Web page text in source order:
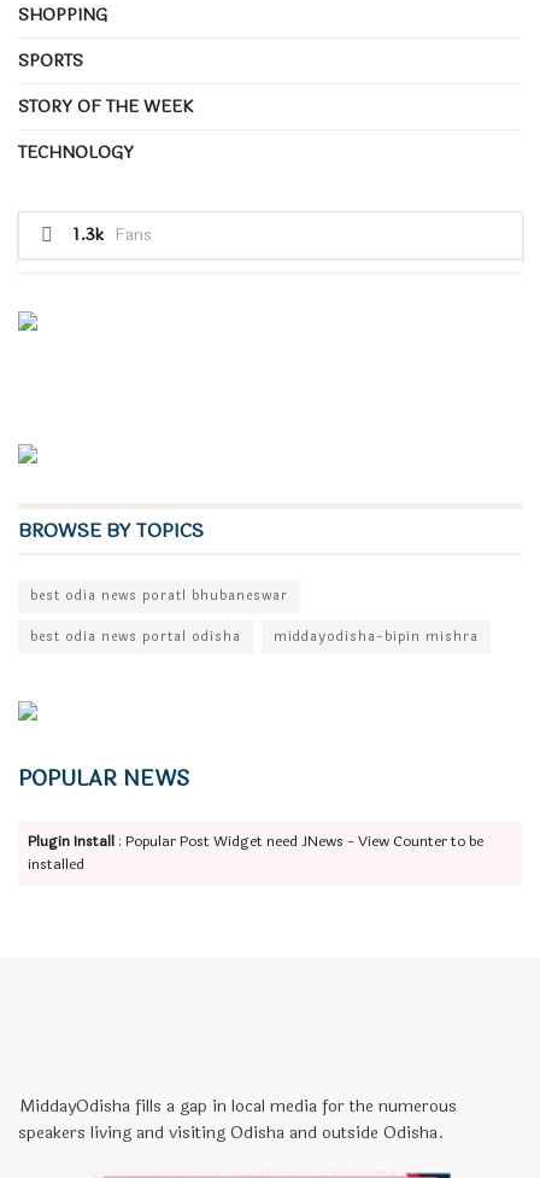
SHOPPING
SPORTS
STORY OF THE WEEK
TECHNOLOGY
1.3k Fans
BROWSE BY TOPICS
best odia news poratl bhubaneswar
best odia news portal odisha
middayodisha-bipin mishra
POPULAR NEWS
Plugin Install : Popular Post Widget need JNews - View Counter to be
installed
MiddayOdisha fills a gap in local media for the numerous
speakers living and visiting Odisha and outside Odisha.